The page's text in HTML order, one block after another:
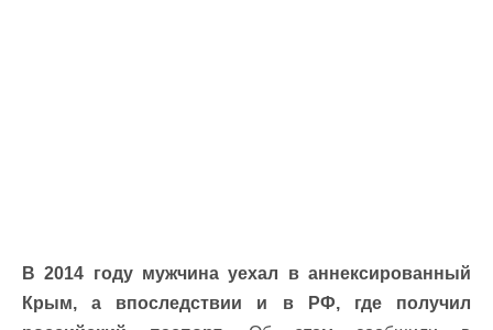
В 2014 году мужчина уехал в аннексированный
Крым, а впоследствии и в РФ, где получил